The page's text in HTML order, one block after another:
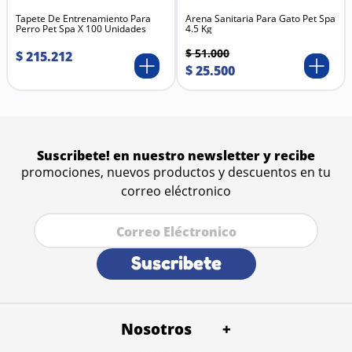
Promueve hábitos saludables al mantener el agua
siempre disponible y fresca.
Fácil de usar y limpiar, garantizando una experiencia
práctica y segura.
Materiales
Fabricado en plástico resistente de alta calidad (PET
Tapete De Entrenamiento Para
Perro Pet Spa X 100 Unidades
$215.212
Arena Sanitaria Para Gato Pet Spa
4.5 Kg
$ 51.000
$25.500
Suscribete! en nuestro newsletter y recibe
promociones, nuevos productos y descuentos en tu
correo eléctronico
Suscribete
Nosotros
+